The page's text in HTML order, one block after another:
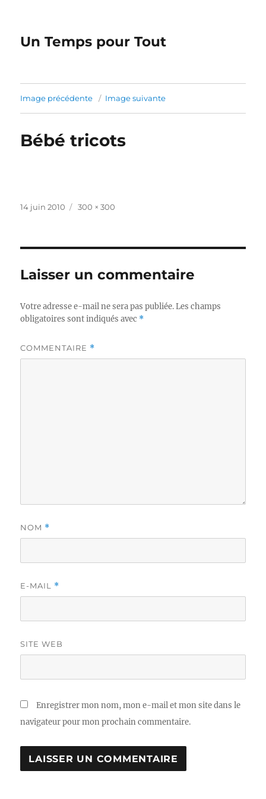
Un Temps pour Tout
Image précédente Image suivante
Bébé tricots
Publié
14 juin 2010
Taille
300 × 300
Laisser un commentaire
Votre adresse e-mail ne sera pas publiée. Les champs
obligatoires sont indiqués avec *
COMMENTAIRE *
NOM *
E-MAIL *
SITE WEB
Enregistrer mon nom, mon e-mail et mon site dans le
navigateur pour mon prochain commentaire.